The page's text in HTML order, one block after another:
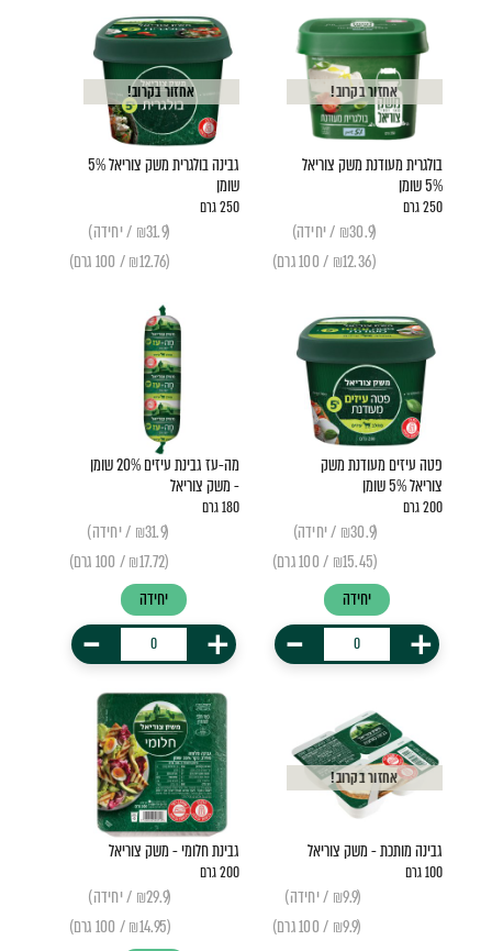
אחזור בקרוב!
בולגרית מעודנת משק צוריאל
5% שומן
250 גרם
(₪30.9 / יחידה)
(₪12.36 / 100 גרם)
אחזור בקרוב!
גבינה בולגרית משק צוריאל 5%
שומן
250 גרם
(₪31.9 / יחידה)
(₪12.76 / 100 גרם)
פטה עיזים מעודנת משק
צוריאל 5% שומן
200 גרם
(₪30.9 / יחידה)
(₪15.45 / 100 גרם)
יחידה
+
-
מה-עז גבינת עיזים 20% שומן
- משק צוריאל
180 גרם
(₪31.9 / יחידה)
(₪17.72 / 100 גרם)
יחידה
+
-
אחזור בקרוב!
גבינה מותכת - משק צוריאל
100 גרם
(₪9.9 / יחידה)
(₪9.9 / 100 גרם)
גבינת חלומי - משק צוריאל
200 גרם
(₪29.9 / יחידה)
(₪14.95 / 100 גרם)